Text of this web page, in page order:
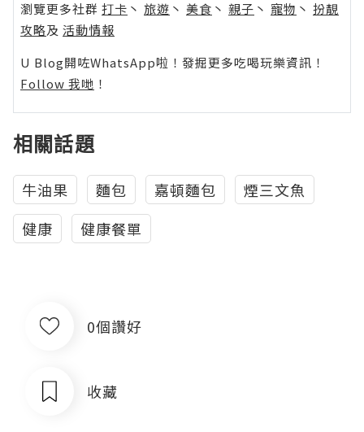
瀏覽更多社群 打卡 丶 旅遊 丶 美食 丶 親子 丶 寵物 丶 扮靚
攻略及 活動情報
U Blog開咗WhatsApp啦！發掘更多吃喝玩樂資訊！
Follow 我哋 ！
相關話題
牛油果 麵包 嘉頓麵包
煙三文魚
健康
健康餐單
0個讚好
收藏